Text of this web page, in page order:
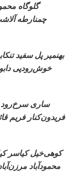
گلوگاه
چمنارطه
بهنمیر پل سفید
خوش‌رودپی
ساری
فریدون‌کنار فریم
کوهی‌خیل کیاسر
محمودآباد